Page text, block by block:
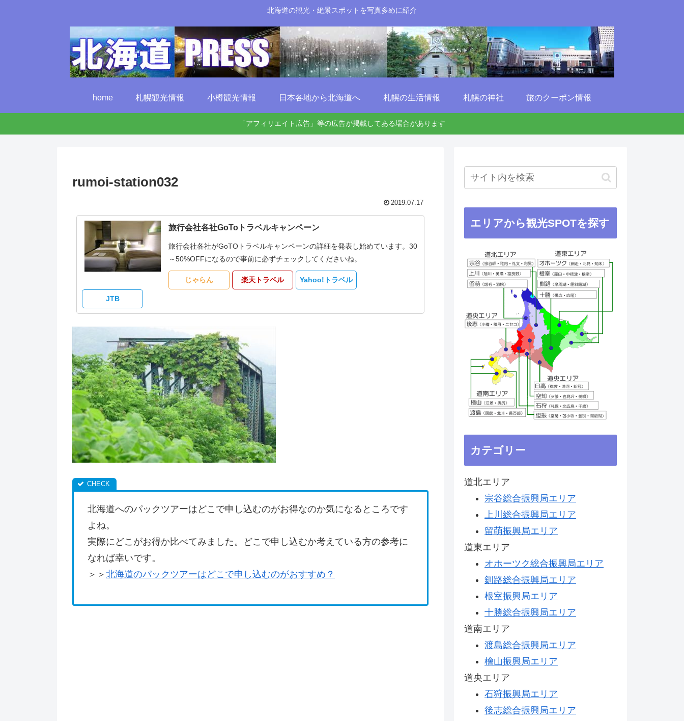
北海道の観光・絶景スポットを写真多めに紹介
home 札幌観光情報 小樽観光情報 日本各地から北海道へ 札幌の生活情報 札幌の神社 旅のクーポン情報
「アフィリエイト広告」等の広告が掲載してある場合があります
rumoi-station032
2019.07.17
旅行会社各社GoToトラベルキャンペーン
旅行会社各社がGoTOトラベルキャンペーンの詳細を発表し始めています。30
～50%OFFになるので事前に必ずチェックしてくださいね。
じゃらん 楽天トラベル Yahoo!トラベル
JTB
北海道へのパックツアーはどこで申し込むのがお得なのか気になるところです
よね。
実際にどこがお得か比べてみました。どこで申し込むか考えている方の参考に
なれば幸いです。
＞＞ 北海道のパックツアーはどこで申し込むのがおすすめ？
エリアから観光SPOTを探す
カテゴリー
道北エリア
宗谷総合振興局エリア
上川総合振興局エリア
留萌振興局エリア
道東エリア
オホーツク総合振興局エリア
釧路総合振興局エリア
根室振興局エリア
十勝総合振興局エリア
道南エリア
渡島総合振興局エリア
檜山振興局エリア
道央エリア
石狩振興局エリア
後志総合振興局エリア